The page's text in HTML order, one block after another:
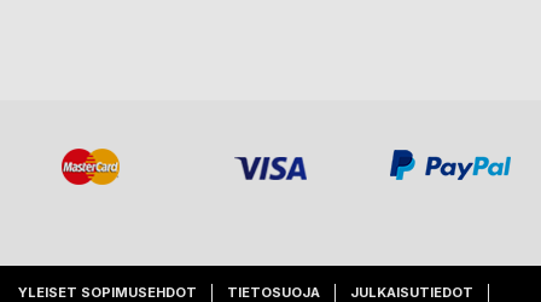
YLEISET SOPIMUSEHDOT TIETOSUOJA JULKAISUTIEDOT